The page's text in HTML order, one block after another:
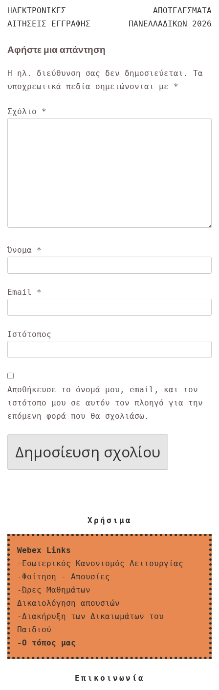
Πλοήγηση
ΗΛΕΚΤΡΟΝΙΚΕΣ
ΑΙΤΗΣΕΙΣ ΕΓΓΡΑΦΗΣ
ΑΠΟΤΕΛΕΣΜΑΤΑ
ΠΑΝΕΛΛΑΔΙΚΩΝ 2026
Αφήστε μια απάντηση
Η ηλ. διεύθυνση σας δεν δημοσιεύεται.
Τα
υποχρεωτικά πεδία σημειώνονται με *
Σχόλιο *
Όνομα *
Email *
Ιστότοπος
Αποθήκευσε το όνομά μου, email, και τον
ιστότοπο μου σε αυτόν τον πλοηγό για την
επόμενη φορά που θα σχολιάσω.
Χρήσιμα
Webex Links
-Εσωτερικός Κανονισμός Λειτουργίας
-Φοίτηση - Απουσίες
-Ώρες Μαθημάτων
Δικαιολόγηση απουσιών
-Διακήρυξη των Δικαιωμάτων του
Παιδιού
-Ο τόπος μας
Επικοινωνία